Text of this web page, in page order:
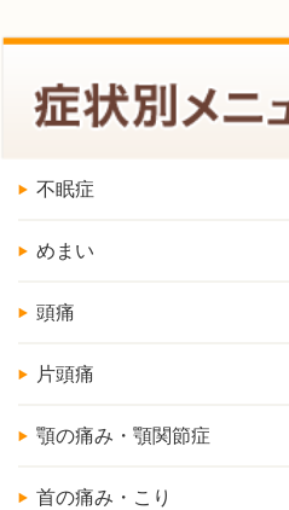
不眠症
めまい
頭痛
片頭痛
顎の痛み・顎関節症
首の痛み・こり